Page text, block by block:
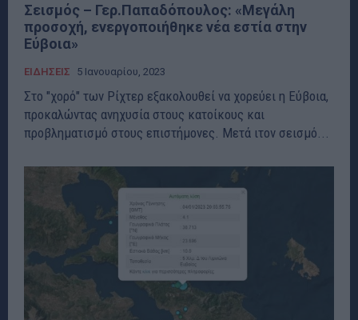
Σεισμός – Γερ.Παπαδόπουλος: «Μεγάλη
προσοχή, ενεργοποιήθηκε νέα εστία στην
Εύβοια»
ΕΙΔΗΣΕΙΣ 5 Ιανουαρίου, 2023
Στο "χορό" των Ρίχτερ εξακολουθεί να χορεύει η Εύβοια,
προκαλώντας ανηχυσία στους κατοίκους και
προβληματισμό στους επιστήμονες. Μετά ιτον σεισμό...